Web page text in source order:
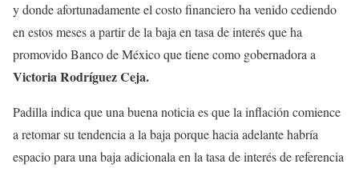
y donde afortunadamente el costo financiero ha venido cediendo
en estos meses a partir de la baja en tasa de interés que ha
promovido Banco de México que tiene como gobernadora a
Victoria Rodríguez Ceja.
Padilla indica que una buena noticia es que la inflación comience
a retomar su tendencia a la baja porque hacia adelante habría
espacio para una baja adicionala en la tasa de interés de referencia